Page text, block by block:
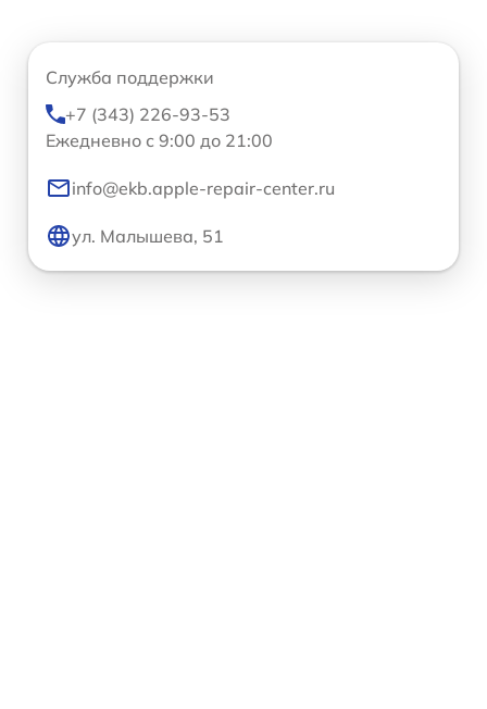
Служба поддержки
+7 (343) 226-93-53
Ежедневно с 9:00 до 21:00
info@ekb.apple-repair-center.ru
ул. Малышева, 51